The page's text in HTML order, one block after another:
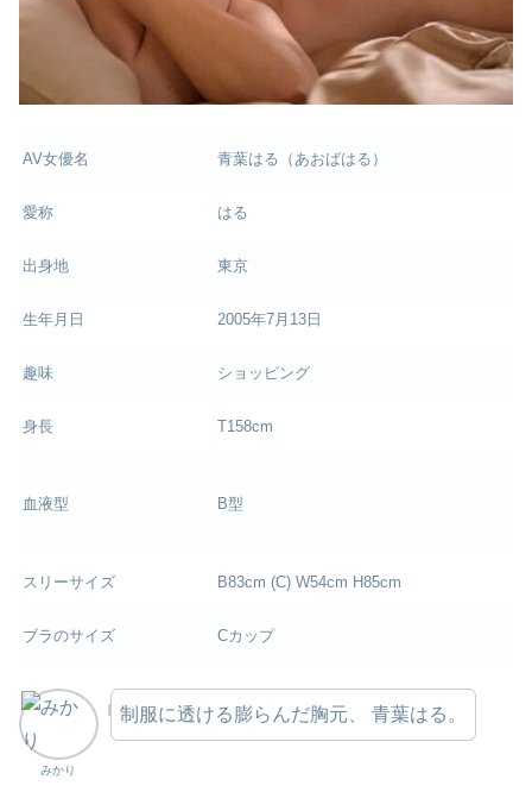
AV女優名 青葉はる（あおばはる）
愛称 はる
出身地 東京
生年月日 2005年7月13日
趣味 ショッピング
身長 T158cm
血液型 B型
スリーサイズ B83cm (C) W54cm H85cm
ブラのサイズ Cカップ
みかり
制服に透ける膨らんだ胸元、 青葉はる。